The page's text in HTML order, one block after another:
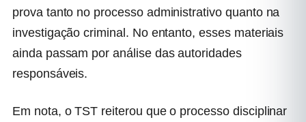
prova tanto no processo administrativo quanto na
investigação criminal. No entanto, esses materiais
ainda passam por análise das autoridades
responsáveis.
Em nota, o TST reiterou que o processo disciplinar